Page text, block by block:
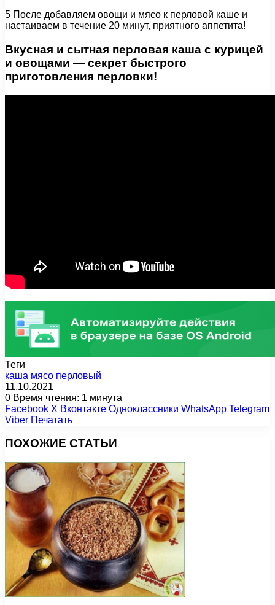
5 После добавляем овощи и мясо к перловой каше и
настаиваем в течение 20 минут, приятного аппетита!
Вкусная и сытная перловая каша с курицей
и овощами — секрет быстрого
приготовления перловки!
Теги
каша мясо перловый
11.10.2021
0 Время чтения: 1 минута
Facebook X Вконтакте Одноклассники WhatsApp Telegram
Viber Печатать
ПОХОЖИЕ СТАТЬИ